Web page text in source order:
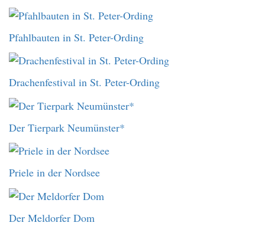
Pfahlbauten in St. Peter-Ording
Drachenfestival in St. Peter-Ording
Der Tierpark Neumünster*
Priele in der Nordsee
Der Meldorfer Dom